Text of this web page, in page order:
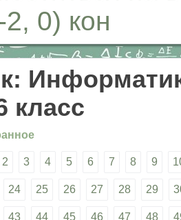
2, 0) кон
класс
2 3 4 5 6 7 8 9
24 25 26 27 28 29
43 44 45 46 47 48